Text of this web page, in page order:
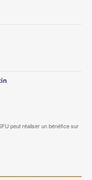
peut réaliser un bénéfice sur